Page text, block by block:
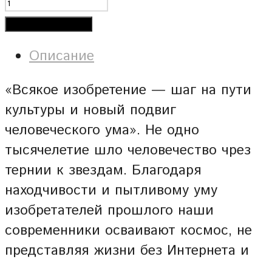
Описание
«Всякое изобретение — шаг на пути
культуры и новый подвиг
человеческого ума». Не одно
тысячелетие шло человечество чрез
тернии к звездам. Благодаря
находчивости и пытливому уму
изобретателей прошлого наши
современники осваивают космос, не
представляя жизни без Интернета и